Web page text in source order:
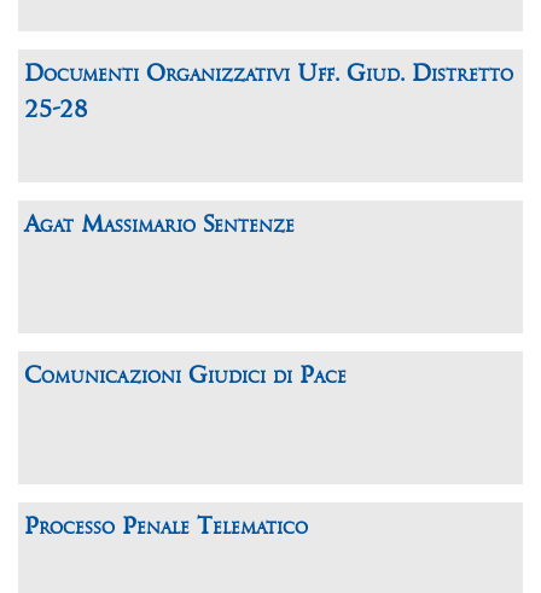
Documenti Organizzativi Uff. Giud. Distretto
25-28
Agat Massimario Sentenze
Comunicazioni Giudici di Pace
Processo Penale Telematico